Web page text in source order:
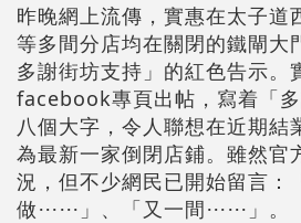
昨晚網上流傳，實惠在太子道
等多間分店均在關閉的鐵閘大
多謝街坊支持」的紅色告示。
facebook專頁出帖，寫着「多
八個大字，令人聯想在近期結
為最新一家倒閉店鋪。雖然官
況，但不少網民已開始留言：
做⋯⋯」、「又一間⋯⋯」。